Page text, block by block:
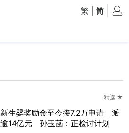
繁 简
精选 ★
新生婴奖励金至今接7.2万申请 派
逾14亿元 孙玉菡：正检讨计划